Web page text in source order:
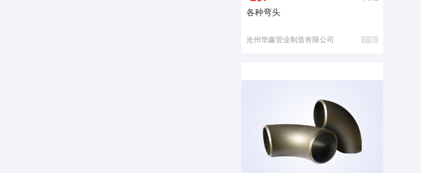
各种弯头
沧州华鑫管业制造有限公司 广告